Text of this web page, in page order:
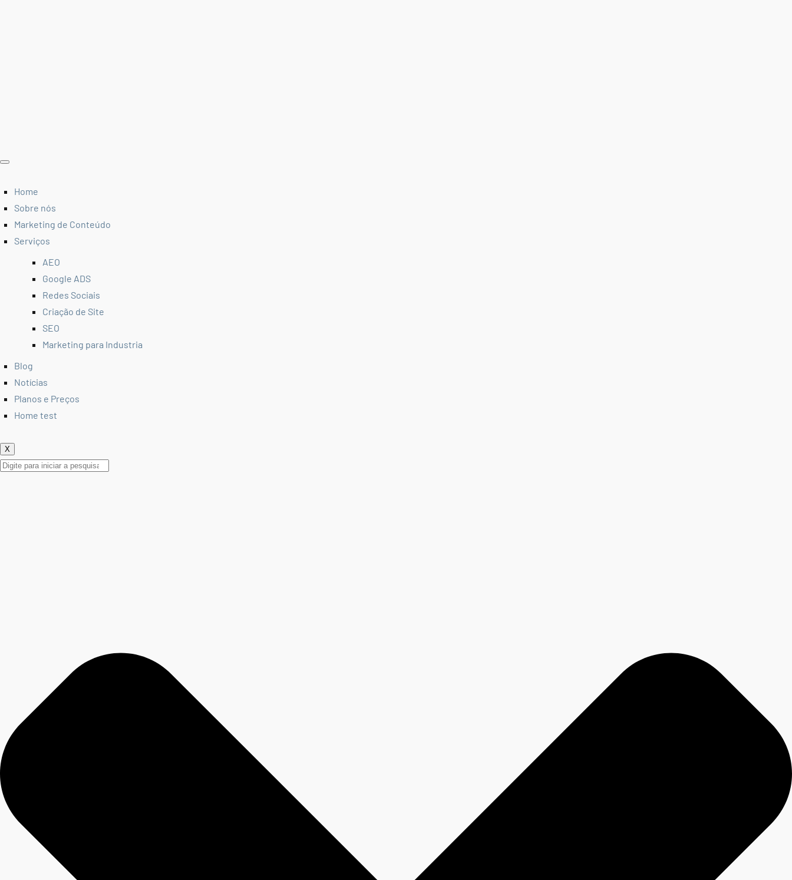
Home
Sobre nós
Marketing de Conteúdo
Serviços
AEO
Google ADS
Redes Sociais
Criação de Site
SEO
Marketing para Industria
Blog
Notícias
Planos e Preços
Home test
X